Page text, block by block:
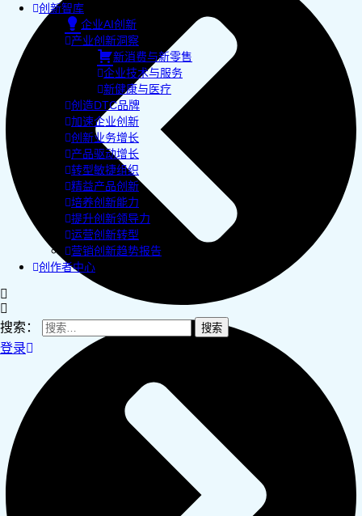
创新智库
企业AI创新
产业创新洞察
新消费与新零售
企业技术与服务
新健康与医疗
创造DTC品牌
加速企业创新
创新业务增长
产品驱动增长
转型敏捷组织
精益产品创新
培养创新能力
提升创新领导力
运营创新转型
营销创新趋势报告
创作者中心
搜索：
登录